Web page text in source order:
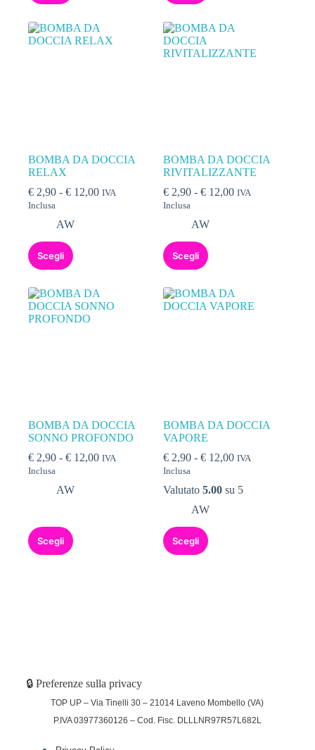
BOMBA DA DOCCIA
RELAX
€ 2,90 - € 12,00 IVA
Inclusa
AW
Scegli
BOMBA DA DOCCIA
RIVITALIZZANTE
€ 2,90 - € 12,00 IVA
Inclusa
AW
Scegli
BOMBA DA DOCCIA
SONNO PROFONDO
€ 2,90 - € 12,00 IVA
Inclusa
AW
Scegli
BOMBA DA DOCCIA
VAPORE
€ 2,90 - € 12,00 IVA
Inclusa
Valutato5.00 su 5
AW
Scegli
🔒 Preferenze sulla privacy
TOP UP – Via Tinelli 30 – 21014 Laveno Mombello (VA)
P.IVA 03977360126 – Cod. Fisc. DLLLNR97R57L682L